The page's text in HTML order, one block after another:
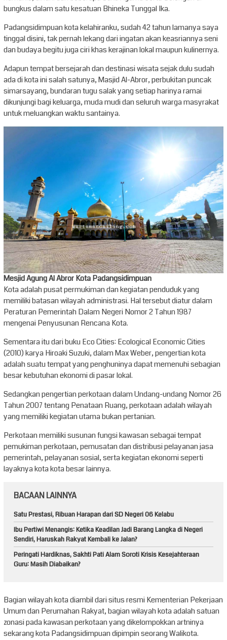
bungkus dalam satu kesatuan Bhineka Tunggal Ika.
Padangsidimpuan kota kelahiranku, sudah 42 tahun lamanya saya
tinggal disini, tak pernah lekang dari ingatan akan keasriannya seni
dan budaya begitu juga ciri khas kerajinan lokal maupun kulinernya.
Adapun tempat bersejarah dan destinasi wisata sejak dulu sudah
ada di kota ini salah satunya, Masjid Al-Abror, perbukitan puncak
simarsayang, bundaran tugu salak yang setiap harinya ramai
dikunjungi bagi keluarga, muda mudi dan seluruh warga masyrakat
untuk meluangkan waktu santainya.
Mesjid Agung Al Abror Kota Padangsidimpuan
Kota adalah pusat permukiman dan kegiatan penduduk yang
memiliki batasan wilayah administrasi. Hal tersebut diatur dalam
Peraturan Pemerintah Dalam Negeri Nomor 2 Tahun 1987
mengenai Penyusunan Rencana Kota.
Sementara itu dari buku Eco Cities: Ecological Economic Cities
(2010) karya Hiroaki Suzuki, dalam Max Weber, pengertian kota
adalah suatu tempat yang penghuninya dapat memenuhi sebagian
besar kebutuhan ekonomi di pasar lokal.
Sedangkan pengertian perkotaan dalam Undang-undang Nomor 26
Tahun 2007 tentang Penataan Ruang, perkotaan adalah wilayah
yang memiliki kegiatan utama bukan pertanian.
Perkotaan memiliki susunan fungsi kawasan sebagai tempat
pemukiman perkotaan, pemusatan dan distribusi pelayanan jasa
pemerintah, pelayanan sosial, serta kegiatan ekonomi seperti
layaknya kota kota besar lainnya.
BACAAN LAINNYA
Satu Prestasi, Ribuan Harapan dari SD Negeri 06 Kelabu
Ibu Pertiwi Menangis: Ketika Keadilan Jadi Barang Langka di Negeri
Sendiri, Haruskah Rakyat Kembali ke Jalan?
Peringati Hardiknas, Sakhti Pati Alam Soroti Krisis Kesejahteraan
Guru: Masih Diabaikan?
Bagian wilayah kota diambil dari situs resmi Kementerian Pekerjaan
Umum dan Perumahan Rakyat, bagian wilayah kota adalah satuan
zonasi pada kawasan perkotaan yang dikelompokkan artninya
sekarang kota Padangsidimpuan dipimpin seorang Walikota.